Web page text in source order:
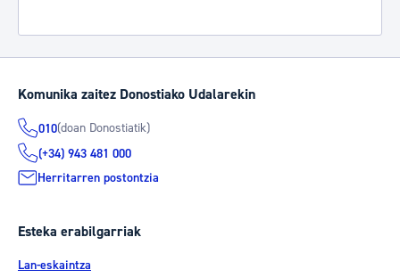
Komunika zaitez Donostiako Udalarekin
010(doan Donostiatik)
(+34) 943 481 000
Herritarren postontzia
Esteka erabilgarriak
Lan-eskaintza